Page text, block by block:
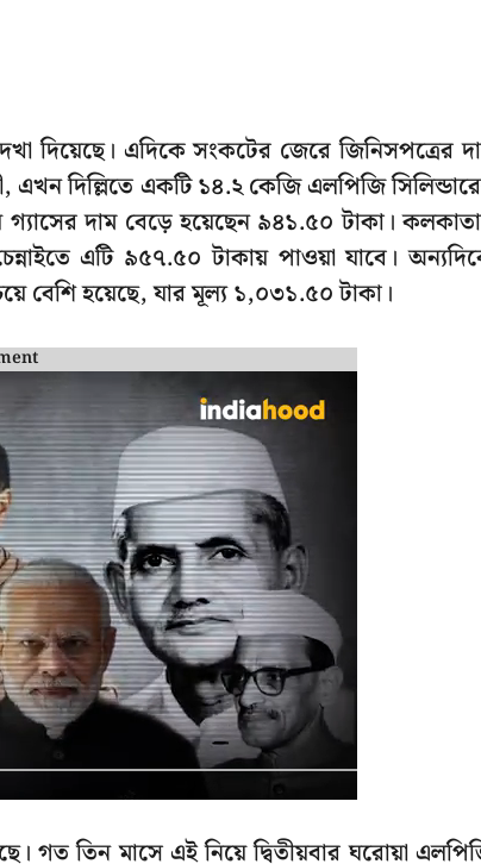
দিয়েছে। এদিকে সংকটের জেরে জিনিসপত্রের
এখন দিল্লিতে একটি ১৪.২ কেজি এলপিজি
দাম বেড়ে হয়েছেন ৯৪১.৫০ টাকা।
এটি ৯৫৭.৫০ টাকায় পাওয়া যাবে।
বেশি হয়েছে, যার মূল্য ১,০৩১.৫০ টাকা।
তিন মাসে এই নিয়ে দ্বিতীয়বার ঘরোয়া